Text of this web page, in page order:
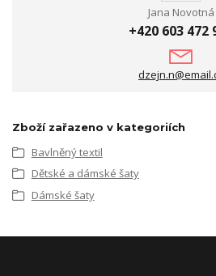
Jana Novotná
+420 603 472
Zboží zařazeno v kategoriích
Bavlněný textil
Dětské a dámské šaty
Dámské šaty